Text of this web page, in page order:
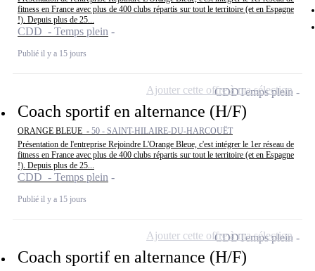
fitness en France avec plus de 400 clubs répartis sur tout le territoire (et en Espagne
!). Depuis plus de 25...
CDD - Temps plein
Publié il y a 15 jours
Coach sportif en alternance (H/F)
ORANGE BLEUE - 50 - SAINT-HILAIRE-DU-HARCOUËT
Présentation de l'entreprise Rejoindre L'Orange Bleue, c'est intégrer le 1er réseau de
fitness en France avec plus de 400 clubs répartis sur tout le territoire (et en Espagne
!). Depuis plus de 25...
CDD - Temps plein
Publié il y a 15 jours
CDDTemps plein
Ajouter cette offre à ma sélection
Coach sportif en alternance (H/F)
CDDTemps plein
Ajouter cette offre à ma sélection